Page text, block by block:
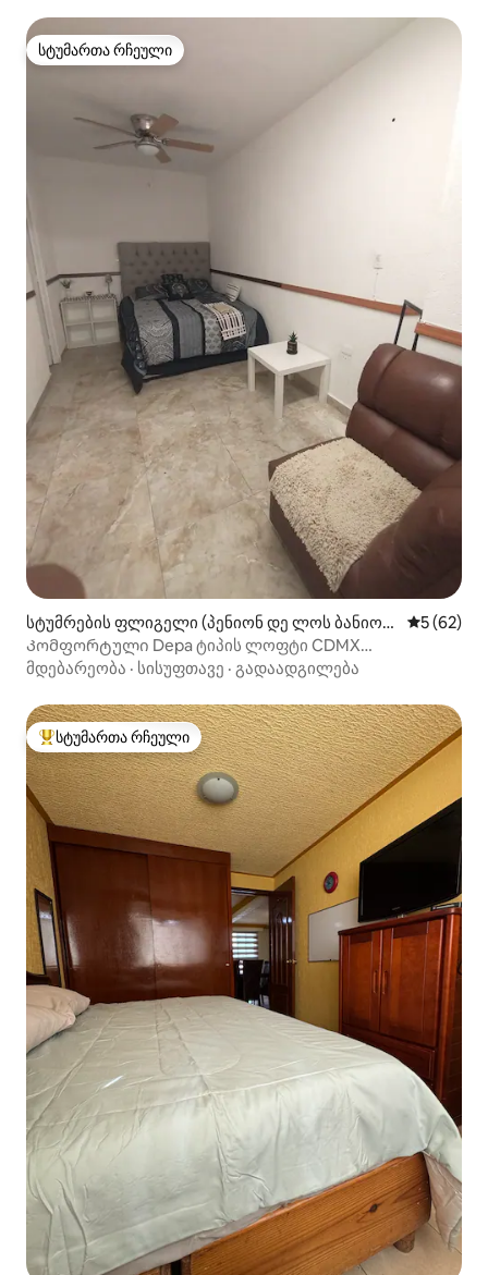
სტუმართა რჩეული
სტუმართა რჩეული
სტუმრების ფლიგელი (პენიონ დე ლოს ბანიოს
ი)
საშუალო
5 (62)
Კომფორტული Depa ტიპის ლოფტი CDMX
აეროპორტიდან
მდებარეობა · სისუფთავე · გადაადგილება
სტუმართა რჩეული მოწინავე ვარიანტი
სტუმართა რჩეული